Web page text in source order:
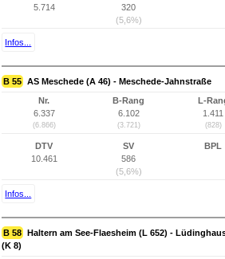
5.714
320
(5,6%)
Infos...
B 55 AS Meschede (A 46) - Meschede-Jahnstraße
Nr.
6.337
(6.866)
B-Rang
6.102
(3.721)
L-
1.411
(828)
DTV
10.461
SV
586
(5,6%)
BPL
Infos...
B 58 Haltern am See-Flaesheim (L 652) -
(K 8)